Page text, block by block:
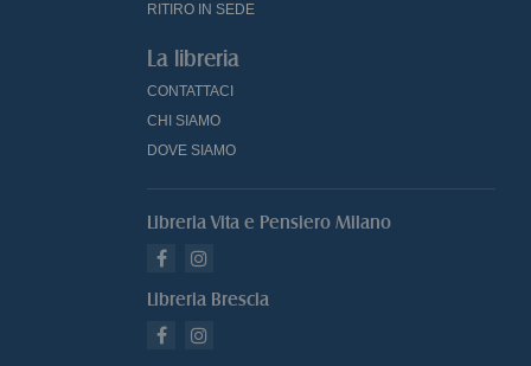
RITIRO IN SEDE
La libreria
CONTATTACI
CHI SIAMO
DOVE SIAMO
Libreria Vita e Pensiero Milano
Libreria Brescia